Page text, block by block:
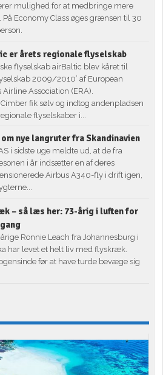
mulighed for at medbringe mere
På Economy Class øges grænsen til 30
er årets regionale flyselskab
flyselskab airBaltic blev kåret til
2009/2010’ af European
Airline Association (ERA).
fik sølv og indtog andenpladsen
flyselskaber i...
nye langruter fra Skandinavien
i sidste uge meldte ud, at de fra
i år indsætter en af deres
Airbus A340-fly i drift igen,
– så læs her: 73-årig i luften for
Ronnie Leach fra Johannesburg i
har levet et helt liv med flyskræk.
før at have turde bevæge sig